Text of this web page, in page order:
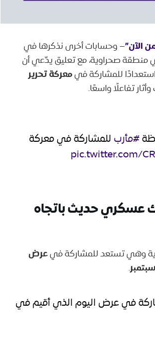
الآن”– وحسابات أخرى نذكرها في
منطقة صحراوية، مع تعليق يدّعي أن
للمشاركة فيمعركة تحرير
تفاعلًا واسعًا.
#مأربللمشاركة في معركة
pic.twitter.com/
عسكري حديث باتجاه
عرض
.
في عرض اليوم الذي أقيم في